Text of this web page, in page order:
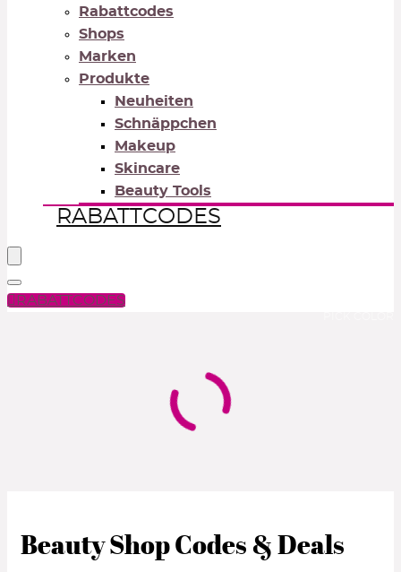
Rabattcodes
Shops
Marken
Produkte
Neuheiten
Schnäppchen
Makeup
Skincare
Beauty Tools
RABATTCODES
RABATTCODES
Beauty Shop Codes & Deals